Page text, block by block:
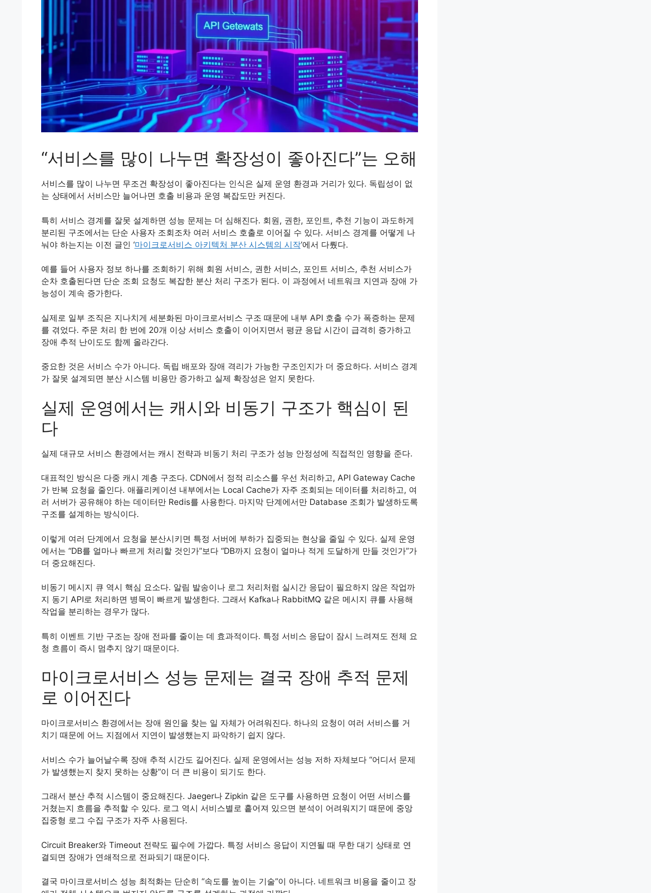
“서비스를 많이 나누면 확장성이 좋아진다”는 오해
서비스를 많이 나누면 무조건 확장성이 좋아진다는 인식은 실제 운영 환경과 거리가 있다. 독립성이 없
는 상태에서 서비스만 늘어나면 호출 비용과 운영 복잡도만 커진다.
특히 서비스 경계를 잘못 설계하면 성능 문제는 더 심해진다. 회원, 권한, 포인트, 추천 기능이 과도하게
분리된 구조에서는 단순 사용자 조회조차 여러 서비스 호출로 이어질 수 있다. 서비스 경계를 어떻게 나
눠야 하는지는 이전 글인 ‘마이크로서비스 아키텍처 분산 시스템의 시작’에서 다뤘다.
예를 들어 사용자 정보 하나를 조회하기 위해 회원 서비스, 권한 서비스, 포인트 서비스, 추천 서비스가
순차 호출된다면 단순 조회 요청도 복잡한 분산 처리 구조가 된다. 이 과정에서 네트워크 지연과 장애 가
능성이 계속 증가한다.
실제로 일부 조직은 지나치게 세분화된 마이크로서비스 구조 때문에 내부 API 호출 수가 폭증하는 문제
를 겪었다. 주문 처리 한 번에 20개 이상 서비스 호출이 이어지면서 평균 응답 시간이 급격히 증가하고
장애 추적 난이도도 함께 올라간다.
중요한 것은 서비스 수가 아니다. 독립 배포와 장애 격리가 가능한 구조인지가 더 중요하다. 서비스 경계
가 잘못 설계되면 분산 시스템 비용만 증가하고 실제 확장성은 얻지 못한다.
실제 운영에서는 캐시와 비동기 구조가 핵심이 된
다
실제 대규모 서비스 환경에서는 캐시 전략과 비동기 처리 구조가 성능 안정성에 직접적인 영향을 준다.
대표적인 방식은 다중 캐시 계층 구조다. CDN에서 정적 리소스를 우선 처리하고, API Gateway Cache
가 반복 요청을 줄인다. 애플리케이션 내부에서는 Local Cache가 자주 조회되는 데이터를 처리하고, 여
러 서버가 공유해야 하는 데이터만 Redis를 사용한다. 마지막 단계에서만 Database 조회가 발생하도록
구조를 설계하는 방식이다.
이렇게 여러 단계에서 요청을 분산시키면 특정 서버에 부하가 집중되는 현상을 줄일 수 있다. 실제 운영
에서는 “DB를 얼마나 빠르게 처리할 것인가”보다 “DB까지 요청이 얼마나 적게 도달하게 만들 것인가”가
더 중요해진다.
비동기 메시지 큐 역시 핵심 요소다. 알림 발송이나 로그 처리처럼 실시간 응답이 필요하지 않은 작업까
지 동기 API로 처리하면 병목이 빠르게 발생한다. 그래서 Kafka나 RabbitMQ 같은 메시지 큐를 사용해
작업을 분리하는 경우가 많다.
특히 이벤트 기반 구조는 장애 전파를 줄이는 데 효과적이다. 특정 서비스 응답이 잠시 느려져도 전체 요
청 흐름이 즉시 멈추지 않기 때문이다.
마이크로서비스 성능 문제는 결국 장애 추적 문제
로 이어진다
마이크로서비스 환경에서는 장애 원인을 찾는 일 자체가 어려워진다. 하나의 요청이 여러 서비스를 거
치기 때문에 어느 지점에서 지연이 발생했는지 파악하기 쉽지 않다.
서비스 수가 늘어날수록 장애 추적 시간도 길어진다. 실제 운영에서는 성능 저하 자체보다 “어디서 문제
가 발생했는지 찾지 못하는 상황”이 더 큰 비용이 되기도 한다.
그래서 분산 추적 시스템이 중요해진다. Jaeger나 Zipkin 같은 도구를 사용하면 요청이 어떤 서비스를
거쳤는지 흐름을 추적할 수 있다. 로그 역시 서비스별로 흩어져 있으면 분석이 어려워지기 때문에 중앙
집중형 로그 수집 구조가 자주 사용된다.
Circuit Breaker와 Timeout 전략도 필수에 가깝다. 특정 서비스 응답이 지연될 때 무한 대기 상태로 연
결되면 장애가 연쇄적으로 전파되기 때문이다.
결국 마이크로서비스 성능 최적화는 단순히 “속도를 높이는 기술”이 아니다. 네트워크 비용을 줄이고 장